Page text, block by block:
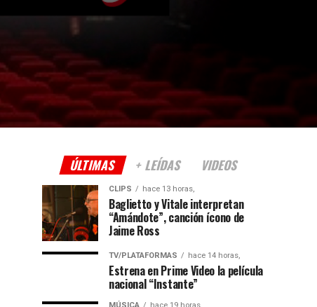
ÚLTIMAS + LEÍDAS VIDEOS
CLIPS hace 13 horas,
Baglietto y Vitale interpretan
“Amándote”, canción ícono de
Jaime Ross
TV/PLATAFORMAS hace 14 horas,
Estrena en Prime Video la película
nacional “Instante”